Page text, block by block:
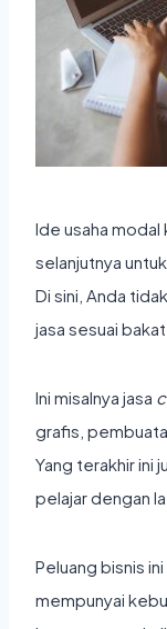
Ide usaha modal
selanjutnya
Di sini, Anda
jasa sesuai
Ini misalnya jasa
grafis,
Yang terakhir ini
pelajardengan
Peluang bisnis
mempunyai